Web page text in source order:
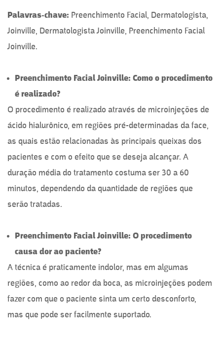
Palavras-chave: Preenchimento Facial, Dermatologista,
Joinville, Dermatologista Joinville, Preenchimento Facial
Joinville.
Preenchimento Facial Joinville: Como o procedimento
é realizado?
O procedimento é realizado através de microinjeções de
ácido hialurônico, em regiões pré-determinadas da face,
as quais estão relacionadas às principais queixas dos
pacientes e com o efeito que se deseja alcançar. A
duração média do tratamento costuma ser 30 a 60
minutos, dependendo da quantidade de regiões que
serão tratadas.
Preenchimento Facial Joinville: O procedimento
causa dor ao paciente?
A técnica é praticamente indolor, mas em algumas
regiões, como ao redor da boca, as microinjeções podem
fazer com que o paciente sinta um certo desconforto,
mas que pode ser facilmente suportado.